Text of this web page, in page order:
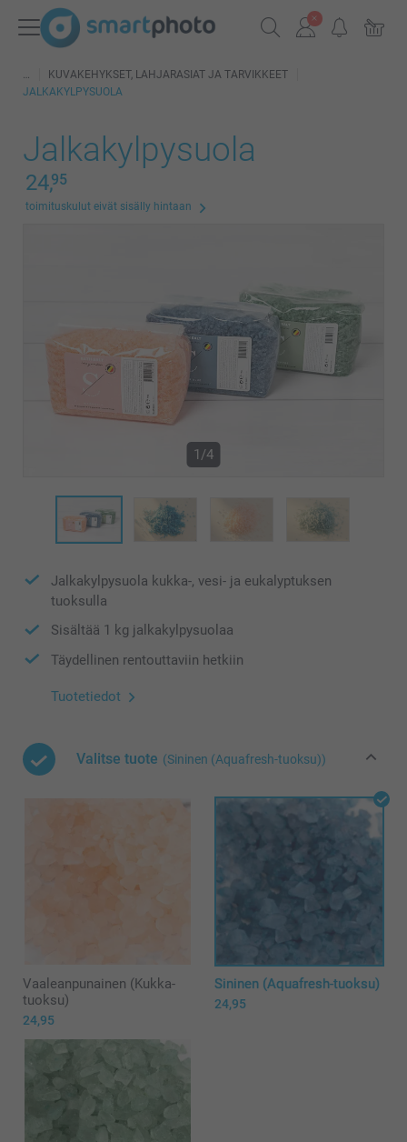
KUVAKEHYKSET, LAHJARASIAT JA TARVIKKEET
JALKAKYLPYSUOLA
Jalkakylpysuola
24,95
toimituskulut eivät sisälly hintaan
1/4
Jalkakylpysuola kukka-, vesi- ja eukalyptuksen
tuoksulla
Sisältää 1 kg jalkakylpysuolaa
Täydellinen rentouttaviin hetkiin
Tuotetiedot
Valitse tuote (Sininen (Aquafresh-tuoksu))
Vaaleanpunainen (Kukka-
tuoksu)
24,95
Sininen (Aquafresh-tuoksu)
24,95